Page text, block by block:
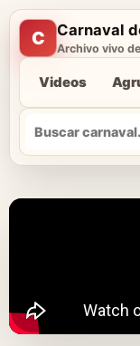
C Carnaval
Archivo vivo
Videos
Buscar